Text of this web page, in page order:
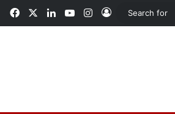
FacebookLinkedInYouTubeInstagram
Log In